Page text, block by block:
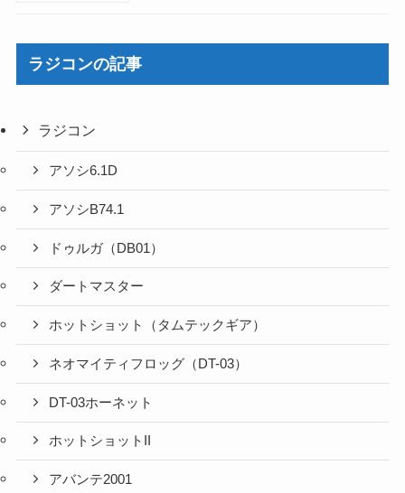
ラジコンの記事
ラジコン
アソシ6.1D
アソシB74.1
ドゥルガ（DB01）
ダートマスター
ホットショット（タムテックギア）
ネオマイティフロッグ（DT-03）
DT-03ホーネット
ホットショットII
アバンテ2001